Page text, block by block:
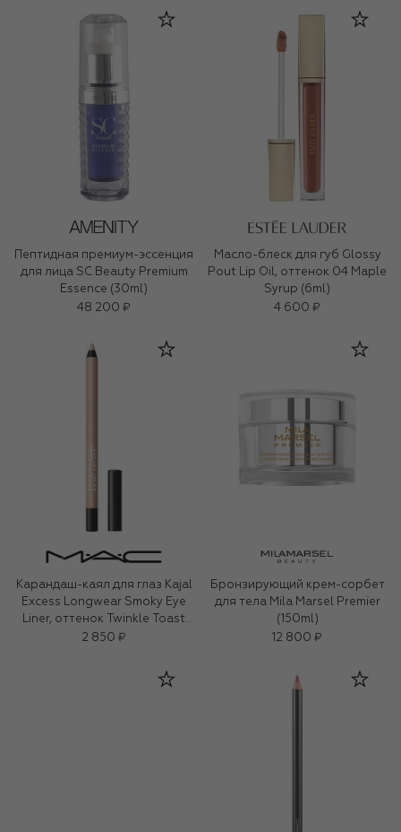
Пептидная премиум-эссенция
для лица SC Beauty Premium
Essence (30ml)
48 200 ₽
Масло-блеск для губ Glossy
Pout Lip Oil, оттенок 04 Maple
Syrup (6ml)
4 600 ₽
Карандаш-каял для глаз Kajal
Excess Longwear Smoky Eye
Liner, оттенок Twinkle Toast
(1,2g)
2 850 ₽
Бронзирующий крем-сорбет
для тела Mila Marsel Premier
(150ml)
12 800 ₽